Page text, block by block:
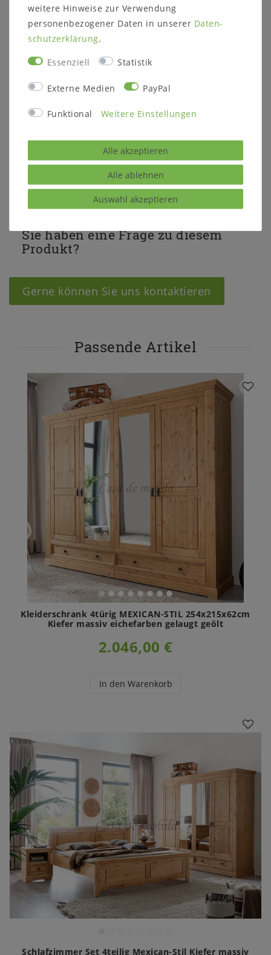
auch Temperatur und Luftfeuchtigkeit der
Umgebung
Oberfläche:
eichefarben gebeizt/geölt
zerlegbar
Hinweis zur Anlieferung:
Möbelstück durch Ihr Treppenhaus/die
Zugänge passt.
Sie haben eine Frage zu diesem
Produkt?
Gerne können Sie uns kontaktieren
Passende Artikel
Kleiderschrank 4türig MEXICAN-STIL 254x215x62cm
Kiefer massiv eichefarben gelaugt geölt
2.046,00 €
In den Warenkorb
Schlafzimmer Set 4teilig Mexican-Stil Kiefer massiv
weitere Hinweise zur Verwendung
personenbezogener Daten in unserer Daten­
schutz­erklärung.
Essenziell Statistik
Externe Medien PayPal
Funktional Weitere Einstellungen
Alle akzeptieren
Alle ablehnen
Auswahl akzeptieren